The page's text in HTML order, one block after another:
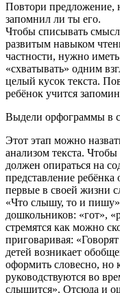
Повтори предложение,
запомнил ли ты его.
Чтобы списывать
развитым навыком
частности, нужно
«схватывать» одним
целый кусок текста.
ребёнок учится
Выдели орфограммы в
Этот этап можно
анализом текста.
должен опираться на
представление
первые в своей жизни
«Что слышу, то и
дошкольников: «гот»,
стремятся как можно
приговаривая:
детей возникает
оформить словесно, но
руководствуются во
слышится». Отсюда и